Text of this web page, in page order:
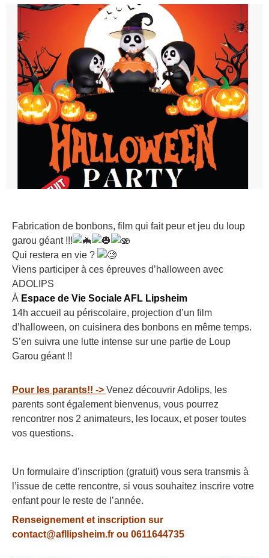
Fabrication de bonbons, film qui fait peur et jeu du loup
garou géant !!!
Qui restera en vie ?
Viens participer à ces épreuves d’halloween avec
ADOLIPS
À Espace de Vie Sociale AFL Lipsheim
14h accueil au périscolaire, projection d’un film
d’halloween, on cuisinera des bonbons en même temps.
S’en suivra une lutte intense sur une partie de Loup
Garou géant !!
Pour les parants!! -> Venez découvrir Adolips, les
parents sont également bienvenus, vous pourrez
rencontrer nos 2 animateurs, les locaux, et poser toutes
vos questions.
Un formulaire d’inscription (gratuit) vous sera transmis à
l’issue de cette rencontre, si vous souhaitez inscrire votre
enfant pour le reste de l’année.
Renseignement et inscription sur
contact@afllipsheim.fr ou 0611644735